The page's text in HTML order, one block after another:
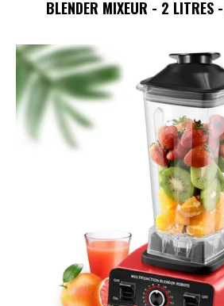
BLENDER MIXEUR - 2